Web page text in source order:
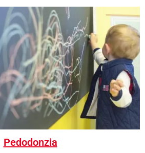
Pedodonzia